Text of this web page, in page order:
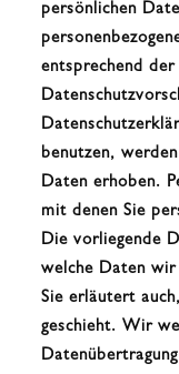
persönlichen
entsprechend der
benutzen,
Daten erhoben.
mit denen Sie
Die vorliegende
welche Daten
Sie erläutert
geschieht. Wir